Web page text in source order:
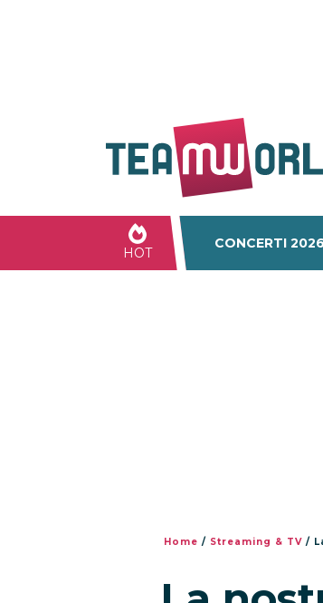
HOT
CONCERTI 2026
Home / Streaming & TV/